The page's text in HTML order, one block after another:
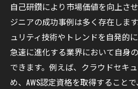
自己研鑽により市場価値を向上さ
ジニアの成功事例は多く存在しま
ュリティ技術やトレンドを自発的
急速に進化する業界において自身
できます。例えば、クラウドセキ
め、AWS認定資格を取得すること